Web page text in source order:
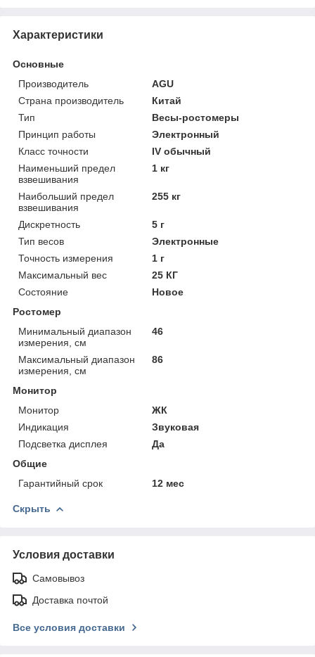
Характеристики
Основные
Производитель
AGU
Страна производитель
Китай
Тип
Весы-ростомеры
Принцип работы
Электронный
Класс точности
IV обычный
Наименьший предел
взвешивания
1 кг
Наибольший предел
взвешивания
255 кг
Дискретность
5 г
Тип весов
Электронные
Точность измерения
1 г
Максимальный вес
25 КГ
Состояние
Новое
Ростомер
Минимальный диапазон
измерения, см
46
Максимальный диапазон
измерения, см
86
Монитор
Монитор
ЖК
Индикация
Звуковая
Подсветка дисплея
Да
Общие
Гарантийный срок
12 мес
Скрыть
Условия доставки
Самовывоз
Доставка почтой
Все условия доставки